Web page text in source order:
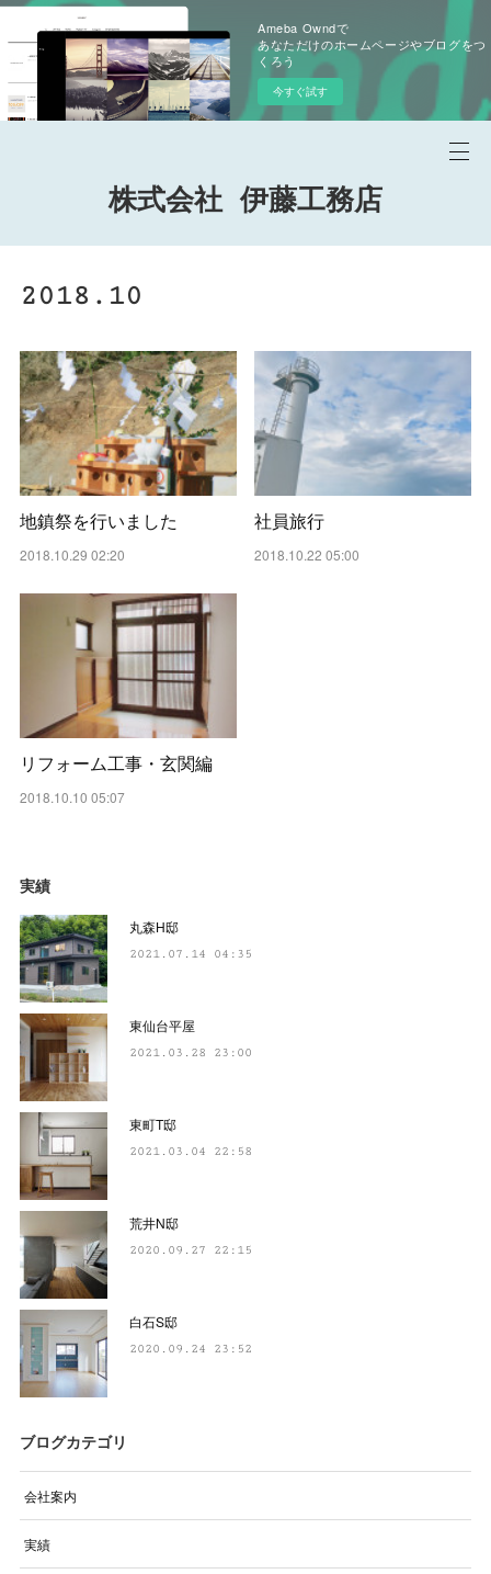
Ameba Owndで
あなただけのホームページやブログをつ
くろう
今すぐ試す
株式会社 伊藤工務店
2018 . 10
地鎮祭を行いました
2018.10.29 02:20
社員旅行
2018.10.22 05:00
リフォーム工事・玄関編
2018.10.10 05:07
実績
丸森H邸
2021.07.14 04:35
東仙台平屋
2021.03.28 23:00
東町T邸
2021.03.04 22:58
荒井N邸
2020.09.27 22:15
白石S邸
2020.09.24 23:52
ブログカテゴリ
会社案内
実績